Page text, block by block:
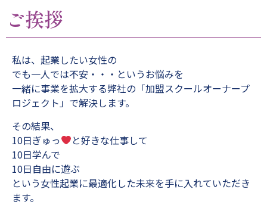
ご挨拶
私は、起業したい女性の
でも一人では不安・・・というお悩みを
一緒に事業を拡大する弊社の「加盟スクールオーナープ
ロジェクト」で解決します。
その結果、
10日ぎゅっ
と好きな仕事して
10日学んで
10日自由に遊ぶ
という女性起業に最適化した未来を手に入れていただき
ます。